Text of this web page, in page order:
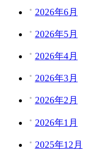
2026年6月
2026年5月
2026年4月
2026年3月
2026年2月
2026年1月
2025年12月